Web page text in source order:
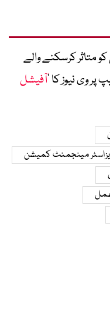
متاثر کرسکنے والے
وی نیوز کا ’آفیشل
مینجمنٹ کمیشن